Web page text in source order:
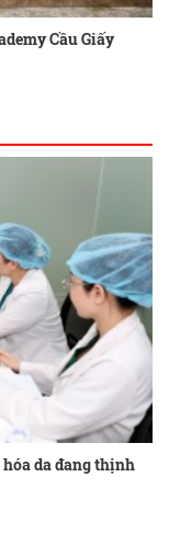
Cầu Giấy
da đang thịnh